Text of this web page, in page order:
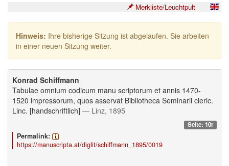
Merkliste/Leuchtpult
Hinweis: Ihre bisherige Sitzung ist abgelaufen. Sie arbeiten
in einer neuen Sitzung weiter.
Konrad Schiffmann
Tabulae omnium codicum manu scriptorum et annis 1470-
1520 impressorum, quos asservat Bibliotheca Seminarii cleric.
Linc. [handschriftlich] — Linz, 1895
Seite: 10r
Permalink:
https://manuscripta.at/diglit/schiffmann_1895/0019